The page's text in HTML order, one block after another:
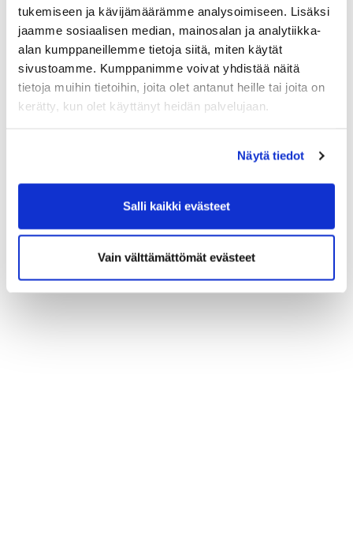
tukemiseen ja kävijämäärämme analysoimiseen. Lisäksi
jaamme sosiaalisen median, mainosalan ja analytiikka-
alan kumppaneillemme tietoja siitä, miten käytät
sivustoamme. Kumppanimme voivat yhdistää näitä
tietoja muihin tietoihin, joita olet antanut heille tai joita on
kerätty, kun olet käyttänyt heidän palvelujaan.
Näytä tiedot
Salli kaikki evästeet
Vain välttämättömät evästeet